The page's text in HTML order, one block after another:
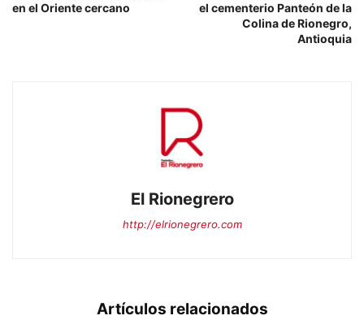
en el Oriente cercano
el cementerio Panteón de la
Colina de Rionegro,
Antioquia
El Rionegrero
http://elrionegrero.com
Artículos relacionados